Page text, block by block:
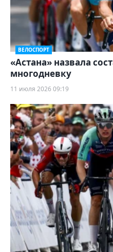
ВЕЛОСПОРТ
«Астана» назвала
многодневку
11 июля 2026 09:19